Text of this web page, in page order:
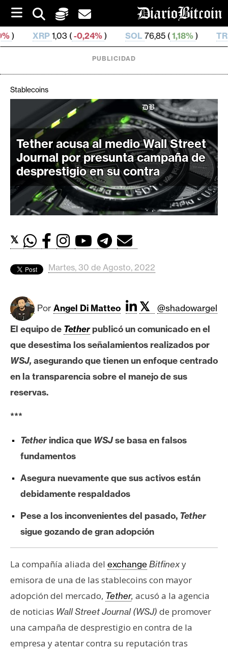
i
p
t
o
( -0,24%) SOL76,85 ( 1,18%) TRX0,329 827 (
C
r
i
p
t
o
M
e
r
a
o
i
t
o
i
n
t
h
r
e
m
A
A
n
á
l
PUBLICIDAD
Stablecoins
Tether acusa al medio Wall Street
Journal por presunta campaña de
desprestigio en su contra
𝕏
Martes, 30 de Agosto, 2022
Por Angel Di Matteo 𝕏
@shadowargel
El equipo de Tetherpublicó un comunicado en el
que desestima los señalamientos realizados por
WSJ, asegurando que tienen un enfoque centrado
en la transparencia sobre el manejo de sus
reservas.
***
Tetherindica que WSJse basa en falsos
fundamentos
Asegura nuevamente que sus activos están
debidamente respaldados
Pese a los inconvenientes del pasado, Tether
sigue gozando de gran adopción
La compañía aliada del exchangeBitfinexy
emisora de una de las stablecoins con mayor
adopción del mercado, Tether, acusó a la agencia
de noticias Wall Street Journal (WSJ) de promover
una campaña de desprestigio en contra de la
empresa y atentar contra su reputación tras